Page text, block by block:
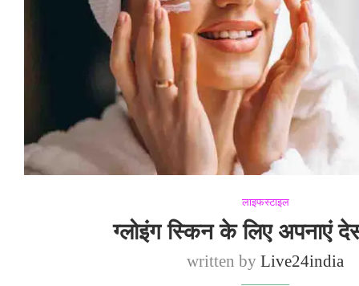
लाइफस्टाइल
ग्लोइंग स्किन के लिए अपनाएं
written byLive24india